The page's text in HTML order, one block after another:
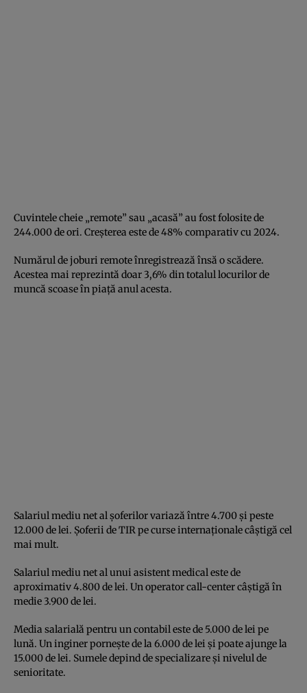
Cuvintele cheie „remote” sau „acasă” au fost folosite de
244.000 de ori. Creșterea este de 48% comparativ cu 2024.
Numărul de joburi remote înregistrează însă o scădere.
Acestea mai reprezintă doar 3,6% din totalul locurilor de
muncă scoase în piață anul acesta.
Salariul mediu net al șoferilor variază între 4.700 și peste
12.000 de lei. Șoferii de TIR pe curse internaționale câștigă cel
mai mult.
Salariul mediu net al unui asistent medical este de
aproximativ 4.800 de lei. Un operator call-center câștigă în
medie 3.900 de lei.
Media salarială pentru un contabil este de 5.000 de lei pe
lună. Un inginer pornește de la 6.000 de lei și poate ajunge la
15.000 de lei. Sumele depind de specializare și nivelul de
senioritate.